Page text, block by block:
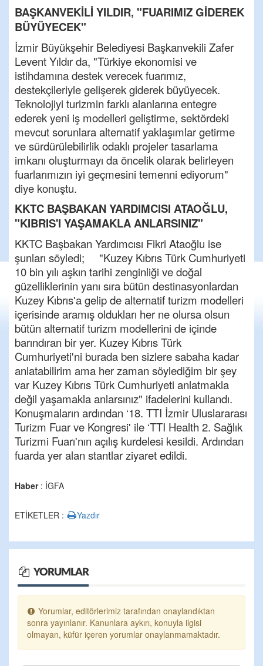
BAŞKANVEKİLİ YILDIR, "FUARIMIZ GİDEREK
BÜYÜYECEK"
İzmir Büyükşehir Belediyesi Başkanvekili Zafer
Levent Yıldır da, "Türkiye ekonomisi ve
istihdamına destek verecek fuarımız,
destekçileriyle gelişerek giderek büyüyecek.
Teknolojiyi turizmin farklı alanlarına entegre
ederek yeni iş modelleri geliştirme, sektördeki
mevcut sorunlara alternatif yaklaşımlar getirme
ve sürdürülebilirlik odaklı projeler tasarlama
imkanı oluşturmayı da öncelik olarak belirleyen
fuarlarımızın iyi geçmesini temenni ediyorum"
diye konuştu.
KKTC BAŞBAKAN YARDIMCISI ATAOĞLU,
"KIBRIS'I YAŞAMAKLA ANLARSINIZ"
KKTC Başbakan Yardımcısı Fikri Ataoğlu ise
şunları söyledi; "Kuzey Kıbrıs Türk Cumhuriyeti
10 bin yılı aşkın tarihi zenginliği ve doğal
güzelliklerinin yanı sıra bütün destinasyonlardan
Kuzey Kıbrıs'a gelip de alternatif turizm modelleri
içerisinde aramış oldukları her ne olursa olsun
bütün alternatif turizm modellerini de içinde
barındıran bir yer. Kuzey Kıbrıs Türk
Cumhuriyeti'ni burada ben sizlere sabaha kadar
anlatabilirim ama her zaman söylediğim bir şey
var Kuzey Kıbrıs Türk Cumhuriyeti anlatmakla
değil yaşamakla anlarsınız" ifadelerini kullandı.
Konuşmaların ardından ‘18. TTI İzmir Uluslararası
Turizm Fuar ve Kongresi' ile ‘TTI Health 2. Sağlık
Turizmi Fuarı'nın açılış kurdelesi kesildi. Ardından
fuarda yer alan stantlar ziyaret edildi.
Haber: İGFA
ETİKETLER : Yazdır
YORUMLAR
Yorumlar, editörlerimiz tarafından onaylandıktan
sonra yayınlanır. Kanunlara aykırı, konuyla ilgisi
olmayan, küfür içeren yorumlar onaylanmamaktadır.